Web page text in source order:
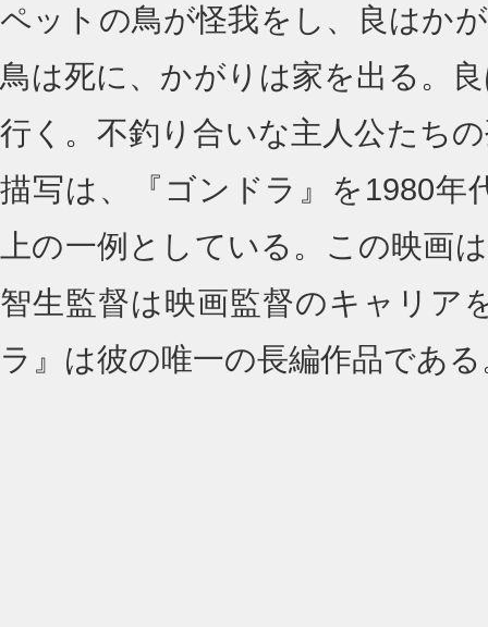
ペットの鳥が怪我をし、良はか
鳥は死に、かがりは家を出る。
行く。不釣り合いな主人公たち
描写は、『ゴンドラ』を1980
上の一例としている。この映画
智生監督は映画監督のキャリア
ラ』は彼の唯一の長編作品であ